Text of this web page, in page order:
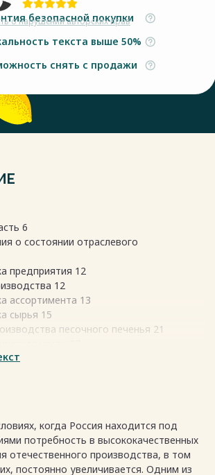
о нарушении авторских прав
безопасной покупки
текста выше 50%
снять с продажи
6
о состоянии отраслевого
предприятия 12
12
ассортимента 13
сырья 15
песочного печенья 21
программа предприятия 27
продукции 33
кондитерского цеха (расчет
работников цеха 42
производственных участков 43
показателей 55
когда Россия находится под
потребность в высококачественных
отечественного производства, в том
постоянно увеличивается. Одним из